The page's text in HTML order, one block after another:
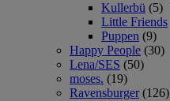
Kullerbü (5)
Little Friends
Puppen (9)
Happy People (30)
Lena/SES (50)
moses. (19)
Ravensburger (126)